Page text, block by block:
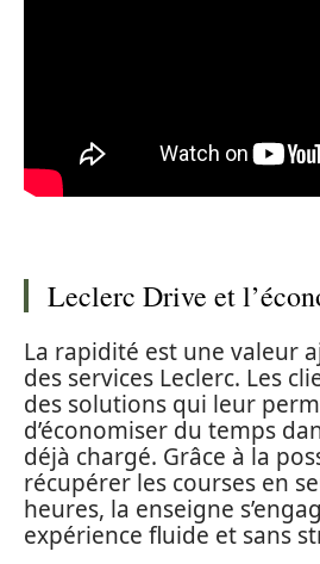
Leclerc Drive et
La rapidité est une valeur
des services Leclerc. Les
des solutions qui leur
d’économiser du temps
déjà chargé. Grâce à la
récupérer les courses en
heures, la enseigne
expérience fluide et sans